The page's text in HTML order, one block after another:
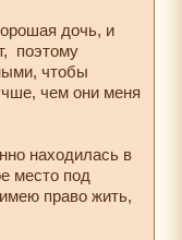
дочь, и
поэтому
чтобы
чем они меня
находилась в
место под
право жить,